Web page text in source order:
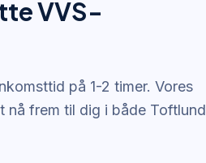
VVS-
på 1-2 timer. Vores
nå frem til dig i både Toftlund